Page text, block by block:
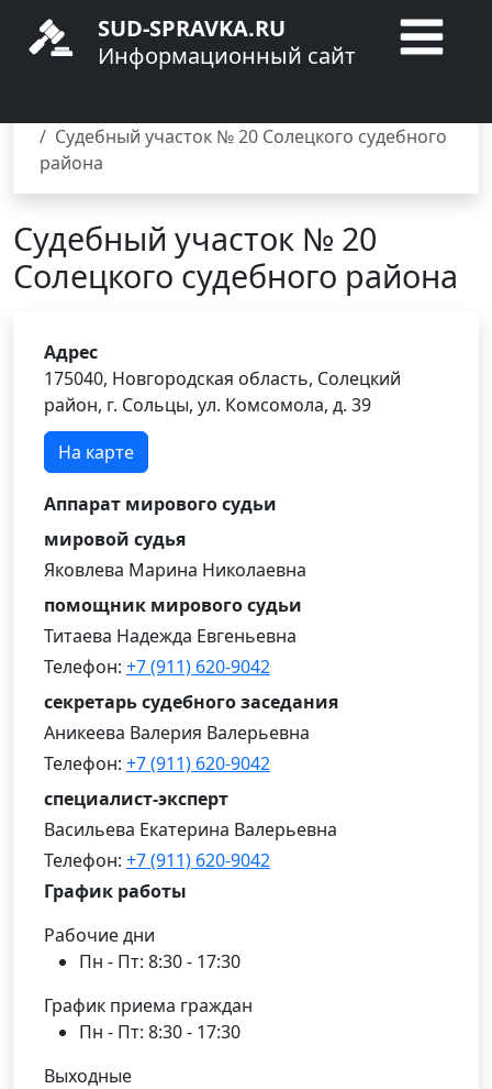
SUD-SPRAVKA.RU
Информационный сайт
Судебный участок № 20 Солецкого судебного
района
Судебный участок № 20
Солецкого судебного района
Адрес
175040, Новгородская область, Солецкий
район, г. Сольцы, ул. Комсомола, д. 39
На карте
Аппарат мирового судьи
мировой судья
Яковлева Марина Николаевна
помощник мирового судьи
Титаева Надежда Евгеньевна
Телефон: +7 (911) 620-9042
секретарь судебного заседания
Аникеева Валерия Валерьевна
Телефон: +7 (911) 620-9042
специалист-эксперт
Васильева Екатерина Валерьевна
Телефон: +7 (911) 620-9042
График работы
Рабочие дни
Пн - Пт: 8:30 - 17:30
График приема граждан
Пн - Пт: 8:30 - 17:30
Выходные